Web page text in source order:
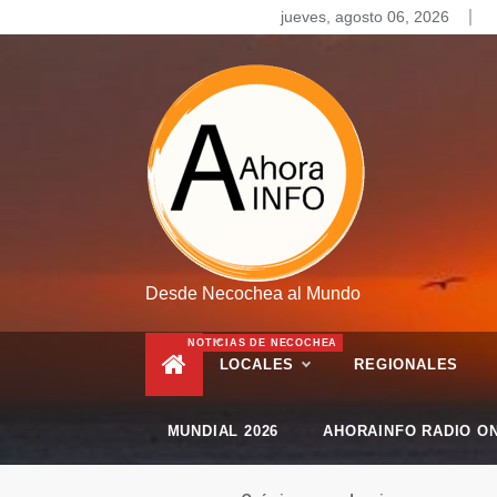
to
jueves, agosto 06, 2026
Desde Necochea al Mundo
LOCALES
NOTICIAS DE NECOCHEA
REGIONALES
MUNDIAL 2026 AHORAINFO RADIO